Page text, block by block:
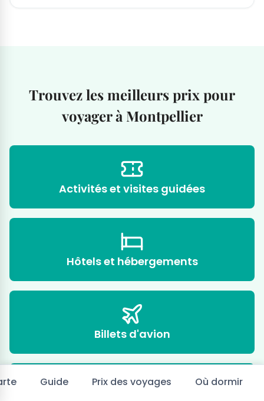
Guide Prix des voyages Où dormir
Trouvez les meilleurs prix pour
voyager à Montpellier
Activités et visites guidées
Hôtels et hébergements
Billets d'avion